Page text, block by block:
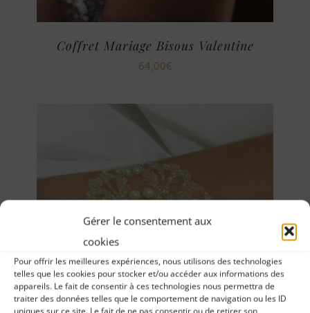
Gérer le consentement aux
cookies
Pour offrir les meilleures expériences, nous utilisons des technologies
telles que les cookies pour stocker et/ou accéder aux informations des
appareils. Le fait de consentir à ces technologies nous permettra de
traiter des données telles que le comportement de navigation ou les ID
Coffret Mariage Bisous Valentine
64,00€